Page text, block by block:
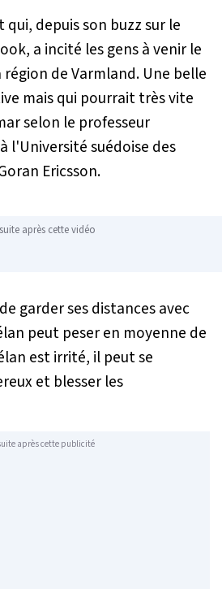
depuis son buzz sur le
a incité les gens à venir le
de Varmland. Une belle
mais qui pourrait très vite
selon le professeur
l'Université suédoise des
Ericsson.
après cette vidéo
garder ses distances avec
peut peser en moyenne de
est irrité, il peut se
et blesser les
après cette publicité